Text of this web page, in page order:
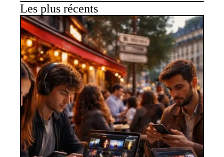
Les plus récents